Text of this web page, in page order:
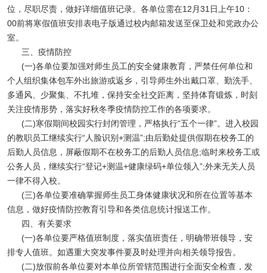
位，尽职尽责，做好详细值班记录。各单位需在12月31日上午10：
00前将寒假值班安排表电子版通过校内邮箱发送至保卫处和党政办公
室。
三、疫情防控
(一)各单位要加强对师生员工的安全健康教育，严禁任何单位和
个人组织集体包车外出旅游或返乡，引导师生外出戴口罩、勤洗手、
多通风、少聚集、不扎堆，保持安全社交距离，坚持体育锻炼，时刻
关注疫情形势，落实好秋冬季疫情防控工作的各项要求。
(二)寒假期间校园实行封闭管理，严格执行“五个一律”。进入校园
的教职员工继续实行“人脸识别+测温”;由后勤处提供假期在校务工的
后勤人员信息，屏蔽假期不在校务工的后勤人员信息;临时来校务工或
公务人员，继续实行“登记+测温+健康绿码+单位领入”;外来无关人员
一律不得入校。
(三)各单位要准确掌握师生员工身体健康状况和所在位置等基本
信息，做好疫情防控教育引导和各类信息统计报送工作。
四、有关要求
(一)各单位要严格值班制度，落实值班责任，明确带班领导，安
排专人值班。如遇重大突发事件要及时处理并向相关领导报告。
(二)放假前各单位要对本单位所管辖范围进行全面安全检查，发